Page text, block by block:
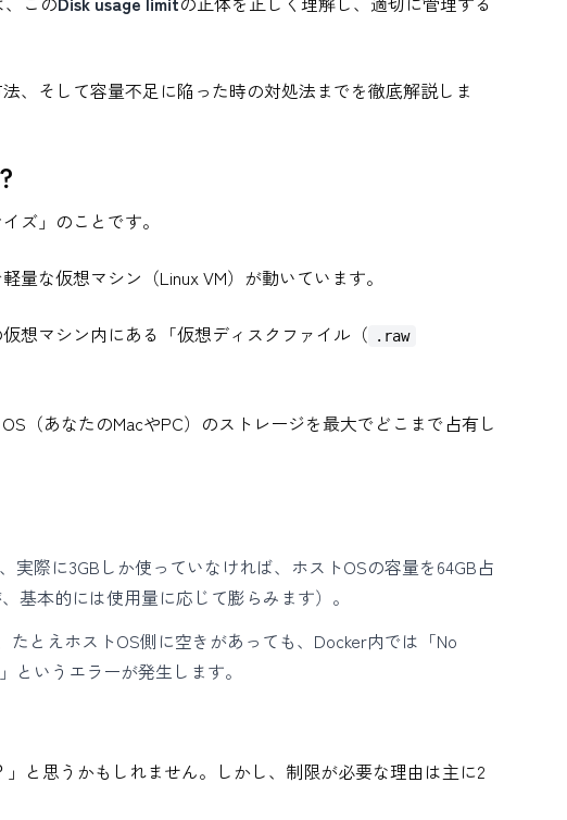
、そして容量不足に陥った時の対処法までを徹底解説しま
ズ」のことです。
量な仮想マシン（Linux VM）が動いています。
想マシン内にある「仮想ディスクファイル（ .raw
（あなたのMacやPC）のストレージを最大でどこまで占有し
実際に3GBしか使っていなければ、ホストOSの容量を64GB占
本的には使用量に応じて膨らみます）。
とえホストOS側に空きがあっても、Docker内では「No
いうエラーが発生します。
と思うかもしれません。しかし、制限が必要な理由は主に2